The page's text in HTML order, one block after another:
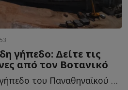
γήπεδο: Δείτε τις
από τον Βοτανικό
Νέα εικόνα από το γήπεδο του Παναθηναϊκού και τις εγκαταστάσεις τ...